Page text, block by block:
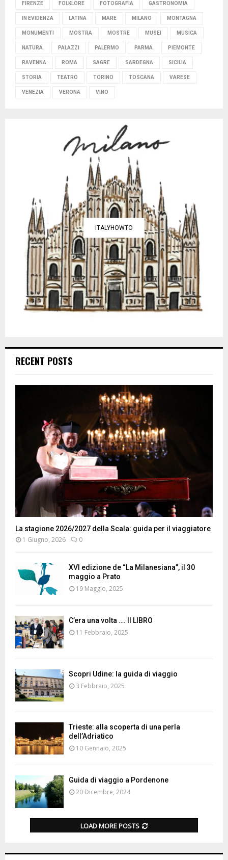
FIRENZE FOLKLORE FOTOGRAFIA GASTRONOMIA
IN EVIDENZA LATINA MARE MILANO MONTAGNA
MONUMENTI MOSTRA MOSTRE MUSEI MUSICA
NATURA PALAZZI PALERMO PARMA PIEMONTE
RAVENNA ROMA SAGRE SARDEGNA SICILIA
STORIA TEATRO TORINO TOSCANA VARESE
VENEZIA VERONA VINO
ITALYHOWTO
RECENT POSTS
La stagione 2026/2027 della Scala: guida per il viaggiatore
1 Giugno, 2026 0
XVI edizione de “La Milanesiana”, il 30
maggio a Prato
19 Maggio, 2025
C’era una volta …. Il LIBRO
11 Febbraio, 2025
Scopri Udine: la guida di viaggio
3 Febbraio, 2025
Trieste: alla scoperta di una perla
dell’Adriatico
10 Gennaio, 2025
Guida di viaggio a Pordenone
20 Dicembre, 2024
LOAD MORE POSTS